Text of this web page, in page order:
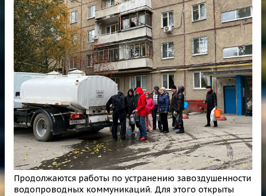
Продолжаются работы по устранению завоздушенности
водопроводных коммуникаций. Для этого открыты